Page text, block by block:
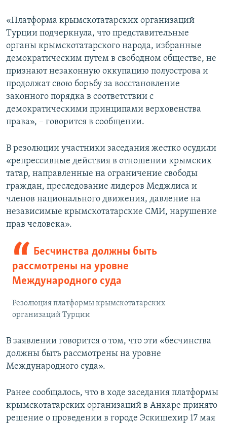
«Платформа крымскотатарских организаций
Турции подчеркнула, что представительные
органы крымскотатарского народа, избранные
демократическим путем в свободном обществе, не
признают незаконную оккупацию полуострова и
продолжат свою борьбу за восстановление
законного порядка в соответствии с
демократическими принципами верховенства
права», – говорится в сообщении.
В резолюции участники заседания жестко осудили
«репрессивные действия в отношении крымских
татар, направленные на ограничение свободы
граждан, преследование лидеров Меджлиса и
членов национального движения, давление на
независимые крымскотатарские СМИ, нарушение
прав человека».
Бесчинства должны быть
рассмотрены на уровне
Международного суда
Резолюция платформы крымскотатарских
организаций Турции
В заявлении говорится о том, что эти «бесчинства
должны быть рассмотрены на уровне
Международного суда».
Ранее сообщалось, что в ходе заседания платформы
крымскотатарских организаций в Анкаре принято
решение о проведении в городе Эскишехир 17 мая